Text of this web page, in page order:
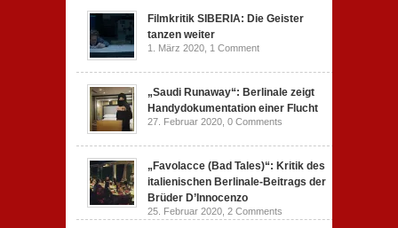
Filmkritik SIBERIA: Die Geister
tanzen weiter
1. März 2020, 1 Comment
„Saudi Runaway“: Berlinale zeigt
Handydokumentation einer Flucht
27. Februar 2020, 0 Comments
„Favolacce (Bad Tales)“: Kritik des
italienischen Berlinale-Beitrags der
Brüder D’Innocenzo
25. Februar 2020, 2 Comments